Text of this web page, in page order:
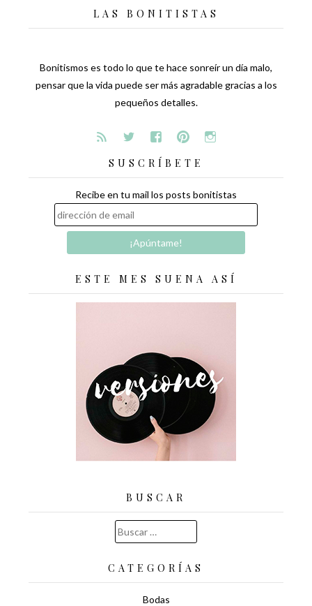
LAS BONITISTAS
Bonitismos es todo lo que te hace sonreír un día malo,
pensar que la vida puede ser más agradable gracias a los
pequeños detalles.
SUSCRÍBETE
Recibe en tu mail los posts bonitistas
ESTE MES SUENA ASÍ
BUSCAR
Buscar:
CATEGORÍAS
Bodas